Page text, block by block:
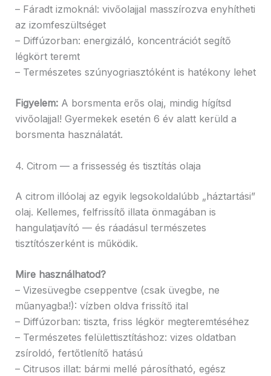
– Fáradt izmoknál: vivőolajjal masszírozva enyhítheti
az izomfeszültséget
– Diffúzorban: energizáló, koncentrációt segítő
légkört teremt
– Természetes szúnyogriasztóként is hatékony lehet
Figyelem:A borsmenta erős olaj, mindig hígítsd
vivőolajjal! Gyermekek esetén 6 év alatt kerüld a
borsmenta használatát.
4. Citrom — a frissesség és tisztítás olaja
A citrom illóolaj az egyik legsokoldalúbb „háztartási”
olaj. Kellemes, felfrissítő illata önmagában is
hangulatjavító — és ráadásul természetes
tisztítószerként is működik.
Mire használhatod?
– Vizesüvegbe cseppentve (csak üvegbe, ne
műanyagba!): vízben oldva frissítő ital
– Diffúzorban: tiszta, friss légkör megteremtéséhez
– Természetes felülettisztításhoz: vizes oldatban
zsíroldó, fertőtlenítő hatású
– Citrusos illat: bármi mellé párosítható, egész